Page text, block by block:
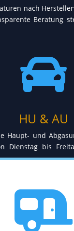
nach
Beratung

HU & AU
Haupt- und
Dienstag bis
